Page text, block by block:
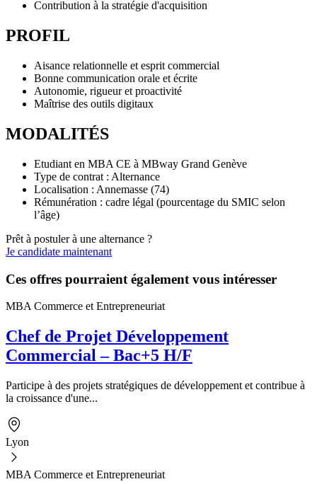
Contribution à la stratégie d'acquisition
PROFIL
Aisance relationnelle et esprit commercial
Bonne communication orale et écrite
Autonomie, rigueur et proactivité
Maîtrise des outils digitaux
MODALITÉS
Etudiant en MBA CE à MBway Grand Genève
Type de contrat : Alternance
Localisation : Annemasse (74)
Rémunération : cadre légal (pourcentage du SMIC selon
l’âge)
Prêt à postuler à une alternance ?
Je candidate maintenant
Ces offres pourraient également vous intéresser
MBA Commerce et Entrepreneuriat
Chef de Projet Développement
Commercial – Bac+5 H/F
Participe à des projets stratégiques de développement et contribue à
la croissance d'une...
Lyon
MBA Commerce et Entrepreneuriat